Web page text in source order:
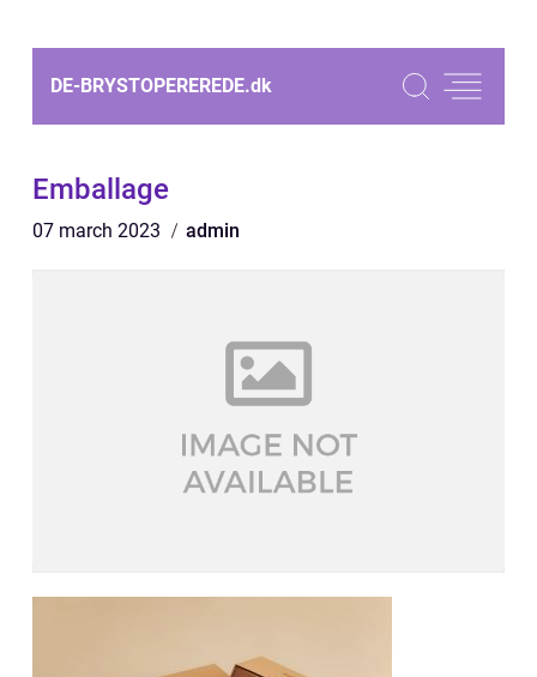
DE-BRYSTOPEREREDE.dk
Emballage
07 march 2023 admin